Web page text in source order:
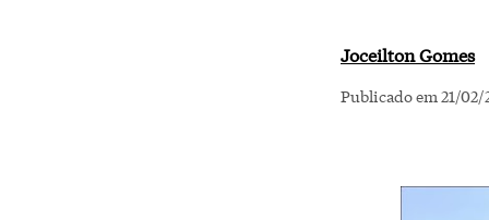
Joceilton Gomes
Publicado em 21/02/